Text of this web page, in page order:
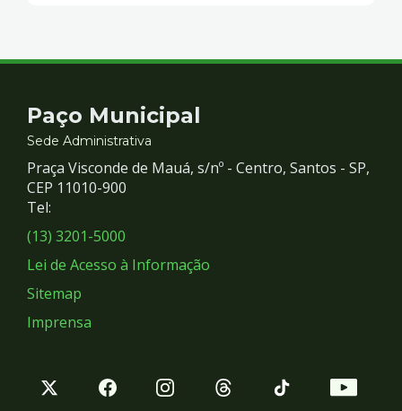
Contato
e
Redes
Sociais
Paço Municipal
Sede Administrativa
Praça Visconde de Mauá, s/nº - Centro, Santos - SP,
CEP 11010-900
Tel:
(13) 3201-5000
Lei de Acesso à Informação
Sitemap
Imprensa